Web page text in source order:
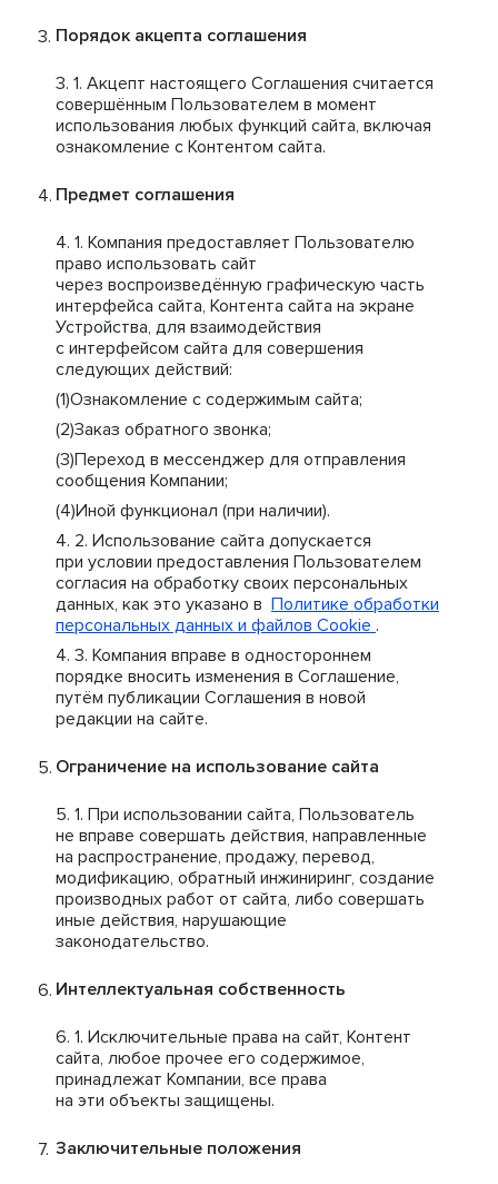
Порядок акцепта соглашения
Акцепт настоящего Соглашения считается
совершённым Пользователем в момент
использования любых функций сайта, включая
ознакомление с Контентом сайта.
Предмет соглашения
Компания предоставляет Пользователю
право использовать сайт
через воспроизведённую графическую часть
интерфейса сайта, Контента сайта на экране
Устройства, для взаимодействия
с интерфейсом сайта для совершения
следующих действий:
Ознакомление с содержимым сайта;
Заказ обратного звонка;
Переход в мессенджер для отправления
сообщения Компании;
Иной функционал (при наличии).
Использование сайта допускается
при условии предоставления Пользователем
согласия на обработку своих персональных
данных, как это указано в Политике обработки
персональных данных и файлов Cookie .
Компания вправе в одностороннем
порядке вносить изменения в Соглашение,
путём публикации Соглашения в новой
редакции на сайте.
Ограничение на использование сайта
При использовании сайта, Пользователь
не вправе совершать действия, направленные
на распространение, продажу, перевод,
модификацию, обратный инжиниринг, создание
производных работ от сайта, либо совершать
иные действия, нарушающие
законодательство.
Интеллектуальная собственность
Исключительные права на сайт, Контент
сайта, любое прочее его содержимое,
принадлежат Компании, все права
на эти объекты защищены.
Заключительные положения